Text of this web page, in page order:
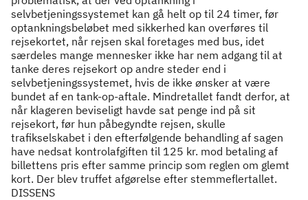
selvbetjeningssystemet kan gå helt op til 24 timer, før
optankningsbeløbet med sikkerhed kan overføres til
rejsekortet, når rejsen skal foretages med bus, idet
særdeles mange mennesker ikke har nem adgang til at
tanke deres rejsekort op andre steder end i
selvbetjeningssystemet, hvis de ikke ønsker at være
bundet af en tank-op-aftale. Mindretallet fandt derfor, at
når klageren beviseligt havde sat penge ind på sit
rejsekort, før hun påbegyndte rejsen, skulle
trafikselskabet i den efterfølgende behandling af sagen
have nedsat kontrolafgiften til 125 kr. mod betaling af
billettens pris efter samme princip som reglen om glemt
kort. Der blev truffet afgørelse efter stemmeflertallet.
DISSENS